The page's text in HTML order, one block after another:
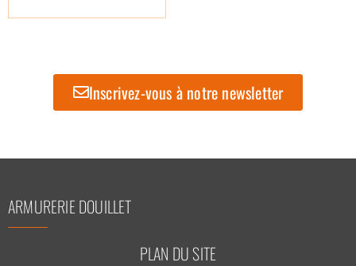
Inscrivez-vous à notre newsletter
ARMURERIE DOUILLET
PLAN DU SITE